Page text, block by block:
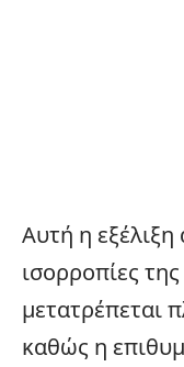
Αυτή η
ισορροπίες
μετατρέπεται
καθώς η